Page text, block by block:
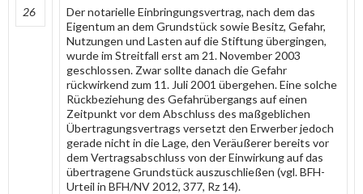
26
Der notarielle Einbringungsvertrag, nach dem das
Eigentum an dem Grundstück sowie Besitz, Gefahr,
Nutzungen und Lasten auf die Stiftung übergingen,
wurde im Streitfall erst am 21. November 2003
geschlossen. Zwar sollte danach die Gefahr
rückwirkend zum 11. Juli 2001 übergehen. Eine solche
Rückbeziehung des Gefahrübergangs auf einen
Zeitpunkt vor dem Abschluss des maßgeblichen
Übertragungsvertrags versetzt den Erwerber jedoch
gerade nicht in die Lage, den Veräußerer bereits vor
dem Vertragsabschluss von der Einwirkung auf das
übertragene Grundstück auszuschließen (vgl. BFH-
Urteil in BFH/NV 2012, 377, Rz 14).